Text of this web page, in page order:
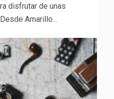
disfrutar de unas
Amarillo...